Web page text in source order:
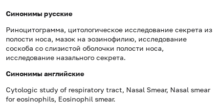
Синонимы русские
Риноцитограмма, цитологическое исследование секрета из
полости носа, мазок на эозинофилию, исследование
соскоба со слизистой оболочки полости носа,
исследование назального секрета.
Синонимы английские
Cytologic study of respiratory tract, Nasal Smear, Nasal smear
for eosinophils, Eosinophil smear.